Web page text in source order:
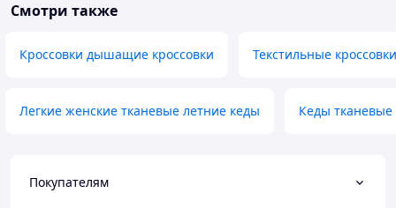
Смотри также
Кроссовки дышащие кроссовки Текстильные
Легкие женские тканевые летние кеды Кеды тканевые
Покупателям